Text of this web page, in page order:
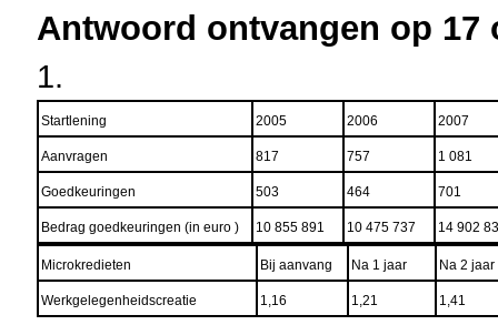
Antwoord ontvangen op 17
1.
Startlening 2005 2006 2007
Aanvragen 817 757 1 081
Goedkeuringen 503 464 701
Bedrag goedkeuringen (in euro ) 10 855 891 10 475 737 14 902
Microkredieten Bij aanvang Na 1 jaar Na 2 jaar
Werkgelegenheidscreatie 1,16 1,21 1,41